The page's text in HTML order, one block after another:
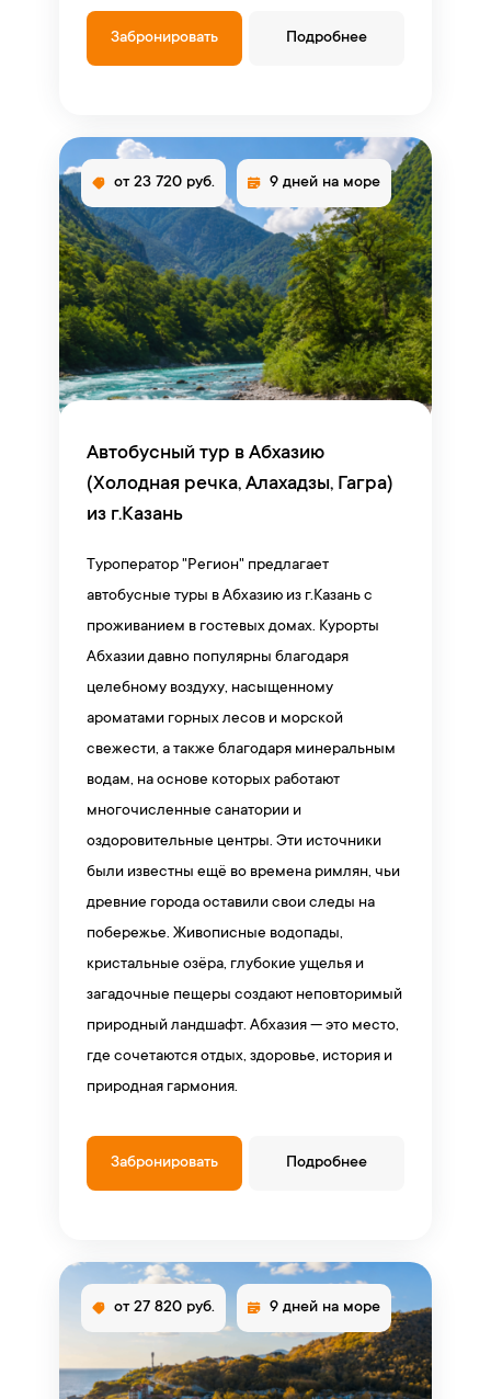
Забронировать Подробнее
от 23 720 руб. 9 дней на море
Автобусный тур в Абхазию
(Холодная речка, Алахадзы, Гагра)
из г.Казань
Туроператор "Регион" предлагает
автобусные туры в Абхазию из г.Казань с
проживанием в гостевых домах. Курорты
Абхазии давно популярны благодаря
целебному воздуху, насыщенному
ароматами горных лесов и морской
свежести, а также благодаря минеральным
водам, на основе которых работают
многочисленные санатории и
оздоровительные центры. Эти источники
были известны ещё во времена римлян, чьи
древние города оставили свои следы на
побережье. Живописные водопады,
кристальные озёра, глубокие ущелья и
загадочные пещеры создают неповторимый
природный ландшафт. Абхазия — это место,
где сочетаются отдых, здоровье, история и
природная гармония.
Забронировать Подробнее
от 27 820 руб. 9 дней на море